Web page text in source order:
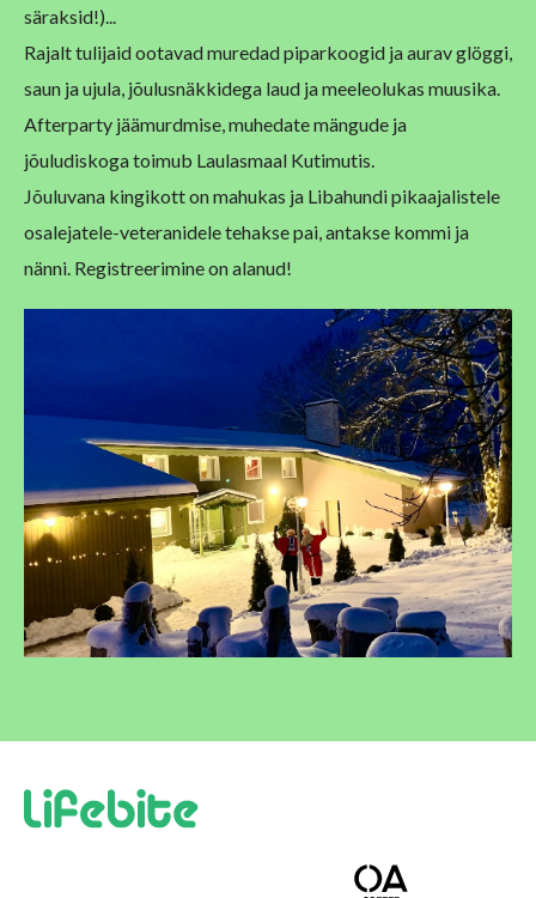
säraksid!)...
Rajalt tulijaid ootavad muredad piparkoogid ja aurav glöggi,
saun ja ujula, jõulusnäkkidega laud ja meeleolukas muusika.
Afterparty jäämurdmise, muhedate mängude ja
jõuludiskoga toimub Laulasmaal Kutimutis.
Jõuluvana kingikott on mahukas ja Libahundi pikaajalistele
osalejatele-veteranidele tehaksepai, antakse kommi ja
nänni. Registreerimine on alanud!